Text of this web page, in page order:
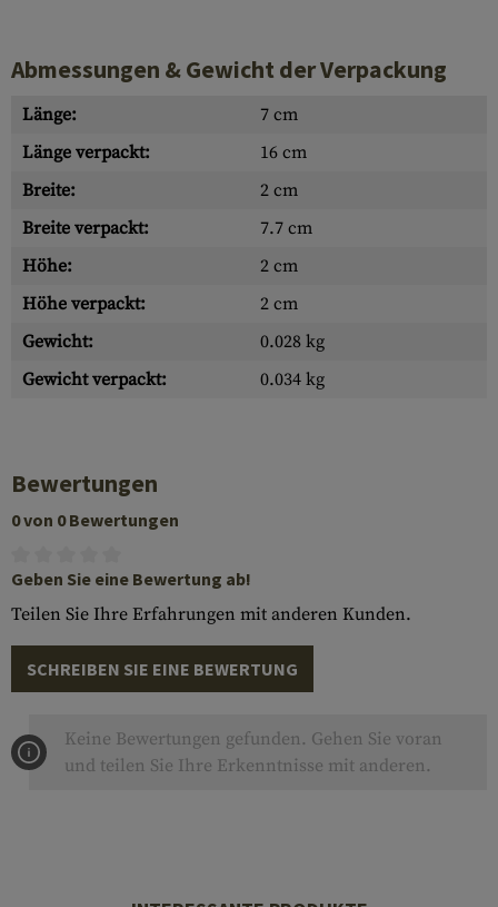
Abmessungen & Gewicht der Verpackung
Länge:
7 cm
Länge verpackt:
16 cm
Breite:
2 cm
Breite verpackt:
7.7 cm
Höhe:
2 cm
Höhe verpackt:
2 cm
Gewicht:
0.028 kg
Gewicht verpackt:
0.034 kg
Bewertungen
0 von 0 Bewertungen
Geben Sie eine Bewertung ab!
Teilen Sie Ihre Erfahrungen mit anderen Kunden.
SCHREIBEN SIE EINE BEWERTUNG
Keine Bewertungen gefunden. Gehen Sie voran
und teilen Sie Ihre Erkenntnisse mit anderen.